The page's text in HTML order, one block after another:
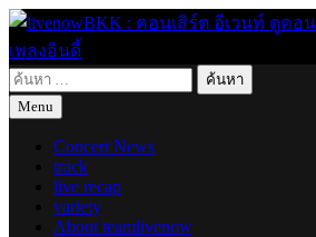
Skip
content
livenowBKK : คอนเสิร์ต อีเวนท์ ดูคอนเ
อินดี้
live for today
ค้นหา
สำหรับ:
Menu
Concert News
track
live recap
variety
About teamlivenow